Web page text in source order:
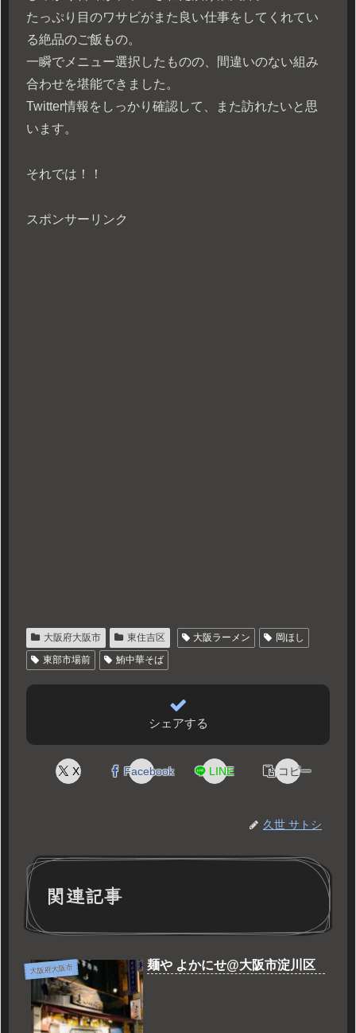
たっぷり目のワサビがまた良い仕事をしてくれてい
る絶品のご飯もの。
一瞬でメニュー選択したものの、間違いのない組み
合わせを堪能できました。
Twitter情報をしっかり確認して、また訪れたいと思
います。
それでは！！
スポンサーリンク
大阪府大阪市 東住吉区 大阪ラーメン
岡ほし
東部市場前
鮪中華そば
シェアする
X Facebook LINE コピー
久世 サトシ
関連記事
大阪府大阪市 麺や よかにせ@大阪市淀川区